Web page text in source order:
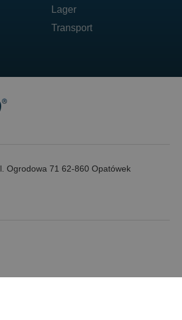
Lager
Transport
Ogrodowa 71 62-860 Opatówek